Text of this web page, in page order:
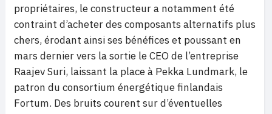
propriétaires, le constructeur a notamment été
contraint d’acheter des composants alternatifs plus
chers, érodant ainsi ses bénéfices et poussant en
mars dernier vers la sortie le CEO de l’entreprise
Raajev Suri, laissant la place à Pekka Lundmark, le
patron du consortium énergétique finlandais
Fortum. Des bruits courent sur d’éventuelles